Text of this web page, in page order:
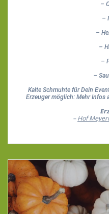
–
–
–
–
–
–
Kalte Schmuhte für Dein
Erzeuger möglich: Mehr Infos
–Hof